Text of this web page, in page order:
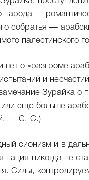
народа —
собратья —
палестинского
о «разгроме
и
Зурайка
или еще больше
— С. С.)
сионизм и в
никогда не
Силы,